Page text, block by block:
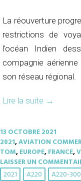
La réouverture
restrictions de
l’océan Indien
compagnie
son réseau régional.
Lire la suite →
13 OCTOBRE 2021
2021,AVIATION
TOM,EUROPE,FRANCE,
LAISSER UN
2021 A220 A220-300